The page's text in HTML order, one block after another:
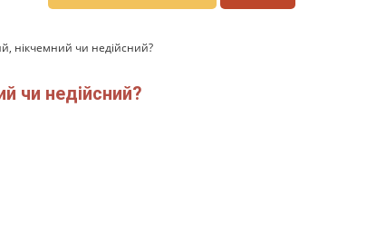
нікчемний чи недійсний?
чи недійсний?